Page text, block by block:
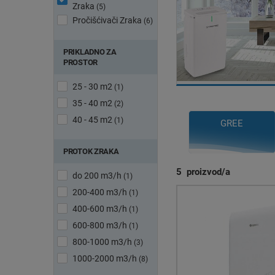
Zraka (5)
Pročišćivači Zraka (6)
PRIKLADNO ZA
PROSTOR
25 - 30 m2 (1)
35 - 40 m2 (2)
40 - 45 m2 (1)
PROTOK ZRAKA
do 200 m3/h (1)
200-400 m3/h (1)
400-600 m3/h (1)
600-800 m3/h (1)
800-1000 m3/h (3)
1000-2000 m3/h (8)
Što je zapravo
Što je
Naziv odvlaživača
se ne postigne
Napomena:
GREE
5 proizvod/a